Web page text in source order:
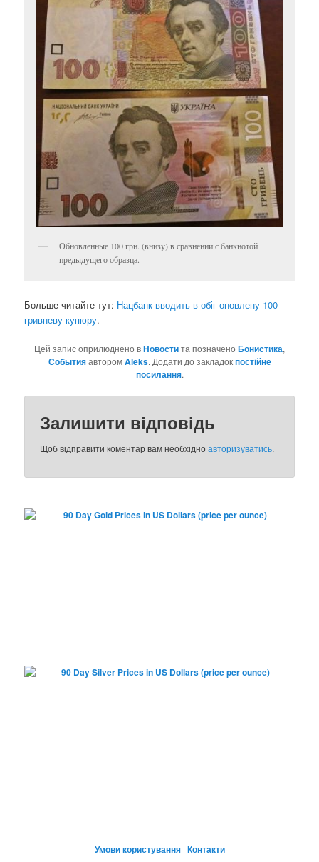
Обновленные 100 грн. (внизу) в сравнении с банкнотой
предыдущего образца.
Больше читайте тут: Нацбанк вводить в обіг оновлену 100-
гривневу купюру.
Цей запис оприлюднено вНовостита позначено Бонистика,
СобытияавторомAleks. Додати до закладокпостійне
посилання.
Залишити відповідь
Щоб відправити коментар вам необхідноавторизуватись.
Умови користування| Контакти